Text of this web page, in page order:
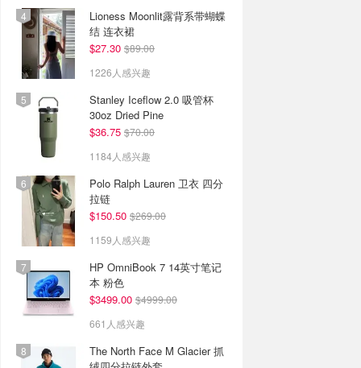
Lioness Moonlit露背系带蝴蝶
结 连衣裙
$27.30 $89.00
1226人感兴趣
Stanley Iceflow 2.0 吸管杯
30oz Dried Pine
$36.75 $70.00
1184人感兴趣
Polo Ralph Lauren 卫衣 四分
拉链
$150.50 $269.00
1159人感兴趣
HP OmniBook 7 14英寸笔记
本 粉色
$3499.00 $4999.00
661人感兴趣
The North Face M Glacier 抓